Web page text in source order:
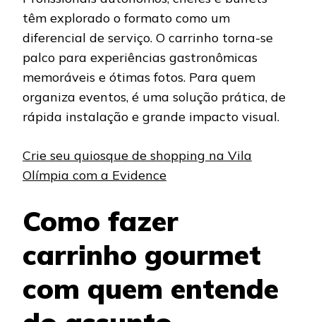
têm explorado o formato como um
diferencial de serviço. O carrinho torna-se
palco para experiências gastronômicas
memoráveis e ótimas fotos. Para quem
organiza eventos, é uma solução prática, de
rápida instalação e grande impacto visual.
Crie seu quiosque de shopping na Vila
Olímpia com a Evidence
Como fazer
carrinho gourmet
com quem entende